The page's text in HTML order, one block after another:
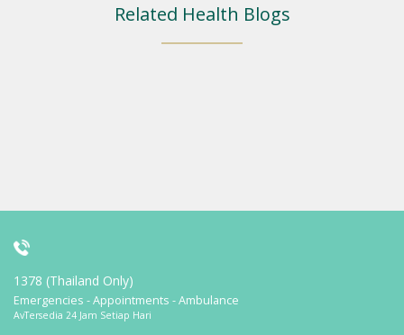
Related Health Blogs
1378 (Thailand Only)
Emergencies - Appointments - Ambulance
AvTersedia 24 Jam Setiap Hari